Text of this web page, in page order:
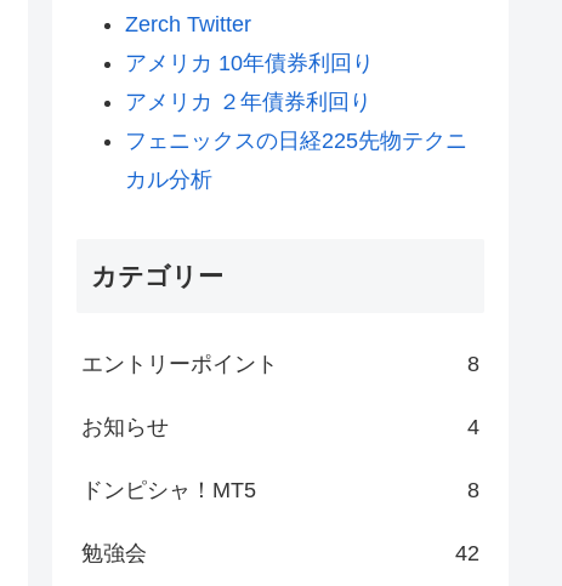
Zerch Twitter
アメリカ 10年債券利回り
アメリカ ２年債券利回り
フェニックスの日経225先物テクニ
カル分析
カテゴリー
エントリーポイント 8
お知らせ 4
ドンピシャ！MT5 8
勉強会 42